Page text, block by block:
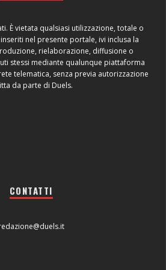
È vietata qualsiasi utilizzazione, totale o
nel presente portale, ivi inclusa la
rielaborazione, diffusione o
stessi mediante qualunque piattaforma
telematica, senza previa autorizzazione
da parte di Duels.
CONTATTI